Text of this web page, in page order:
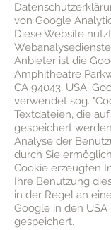
von Google
Diese Website
Anbieter ist die
Amphitheatre
CA 94043, USA.
verwendet sog.
Textdateien, die
gespeichert
Analyse der
durch Sie
Cookie erzeugten
Ihre Benutzung
in der Regel an
Google in den
gespeichert.